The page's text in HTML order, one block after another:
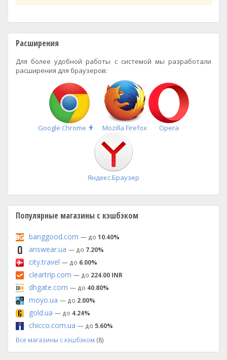
Расширения
Для более удобной работы с системой мы разработали
расширения для браузеров:
Google Chrome
Быстрая
установка
Mozilla Firefox Opera
Яндекс.Браузер
Популярные магазины с кэшбэком
banggood.com — до 10.40%
answear.ua — до 7.20%
city.travel — до 6.00%
cleartrip.com — до 224.00 INR
dhgate.com — до 40.80%
moyo.ua — до 2.00%
gold.ua — до 4.24%
chicco.com.ua — до 5.60%
Все магазины с кэшбэком (8)